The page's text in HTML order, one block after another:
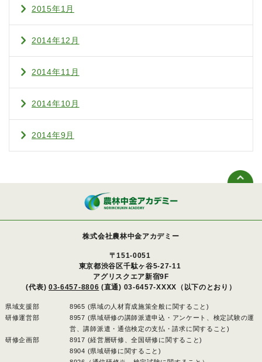
2015年1月
2014年12月
2014年11月
2014年10月
2014年9月
株式会社農林中金アカデミー
〒151-0051
東京都渋谷区千駄ヶ谷5-27-11
アグリスクエア新宿9F
(代表) 03-6457-8806 (直通) 03-6457-XXXX（以下のとおり）
県域支援部
8965 (県域の人材育成施策全般に関すること)
研修運営部
8957 (県域研修の講師派遣申込・アンケート、検定試験の運
営、講師派遣・通信検定の支払・請求に関すること)
研修企画部
8917 (経営層研修、全国研修に関すること)
8904 (県域研修に関すること)